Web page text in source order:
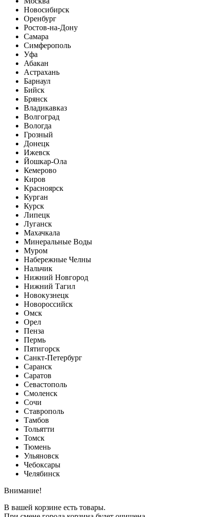
Новосибирск
Оренбург
Ростов-на-Дону
Самара
Симферополь
Уфа
Абакан
Астрахань
Барнаул
Бийск
Брянск
Владикавказ
Волгоград
Вологда
Грозный
Донецк
Ижевск
Йошкар-Ола
Кемерово
Киров
Красноярск
Курган
Курск
Липецк
Луганск
Махачкала
Минеральные Воды
Муром
Набережные Челны
Нальчик
Нижний Новгород
Нижний Тагил
Новокузнецк
Новороссийск
Омск
Орел
Пенза
Пермь
Пятигорск
Санкт-Петербург
Саранск
Саратов
Севастополь
Смоленск
Сочи
Ставрополь
Тамбов
Тольятти
Томск
Тюмень
Ульяновск
Чебоксары
Челябинск
Внимание!
В вашей корзине есть товары.